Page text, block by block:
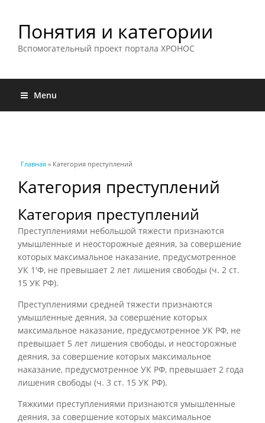
Понятия и категории
Вспомогательный проект портала ХРОНОС
Menu
Вы здесь
Главная » Категория преступлений
Категория преступлений
Категория преступлений
Преступлениями небольшой тяжести признаются
умышленные и неосторожные деяния, за совершение
которых максимальное наказание, предусмотренное
УК 1'Ф, не превышает 2 лет лишения свободы (ч. 2 ст.
15 УК РФ).
Преступлениями средней тяжести признаются
умышленные деяния, за совершение которых
максимальное наказание, предусмотренное УК РФ, не
превышает 5 лет лишения свободы, и неосторожные
деяния, за совершение которых максимальное
наказание, предусмотренное УК РФ, превышает 2 года
лишения свободы (ч. 3 ст. 15 УК РФ).
Тяжкими преступлениями признаются умышленные
деяния, за совершение которых максимальное